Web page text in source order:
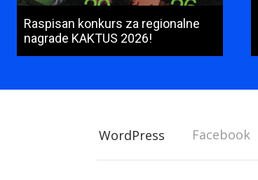
Raspisan konkurs za regionalne
nagrade KAKTUS 2026!
WordPress Facebook